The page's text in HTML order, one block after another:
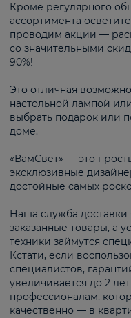
Кроме регулярного
ассортимента
проводим акции —
со значительными
90%!
Это отличная
настольной лампой
выбрать подарок или
доме.
«ВамСвет» — это
эксклюзивные
достойные самых
Наша служба доставки
заказанные товары, а
техники займутся
Кстати, если
специалистов,
увеличивается до 2
профессионалам,
качественно — в